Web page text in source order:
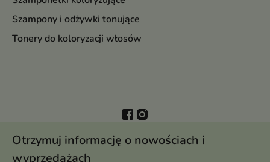
Szampony i odżywki tonujące
Tonery do koloryzacji włosów
Otrzymuj informację o nowościach i
wyprzedażach